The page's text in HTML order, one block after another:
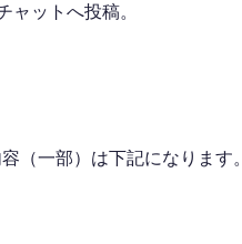
ットへ投稿。
（一部）は下記になります。